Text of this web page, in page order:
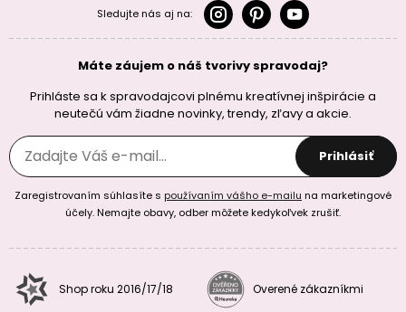
Sledujte nás aj na:
Máte záujem o náš tvorivy spravodaj?
Prihláste sa k spravodajcovi plnému kreatívnej inšpirácie a
neutečú vám žiadne novinky, trendy, zľavy a akcie.
Prihlásiť
Zaregistrovaním súhlasíte s používaním vášho e-mailu na marketingové
účely. Nemajte obavy, odber môžete kedykoľvek zrušiť.
Shop roku 2016/17/18 Overené zákazníkmi